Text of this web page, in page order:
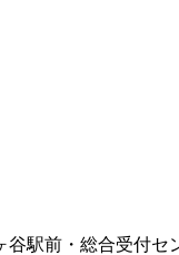
谷駅前・総合受付セ